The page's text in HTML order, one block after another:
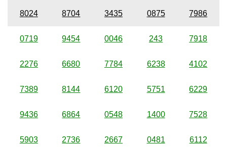
8024 8704 3435 0875 7986
0719 9454 0046 243 7918
2276 6680 7784 6238 4102
7389 8144 6120 5751 6229
9436 6864 0548 1400 7528
5903 2736 2667 0481 6112